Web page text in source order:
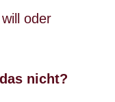
oder
nicht?